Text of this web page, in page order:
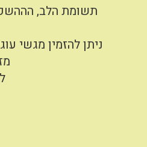
תשומת הלב,
ניתן להזמין מגשי